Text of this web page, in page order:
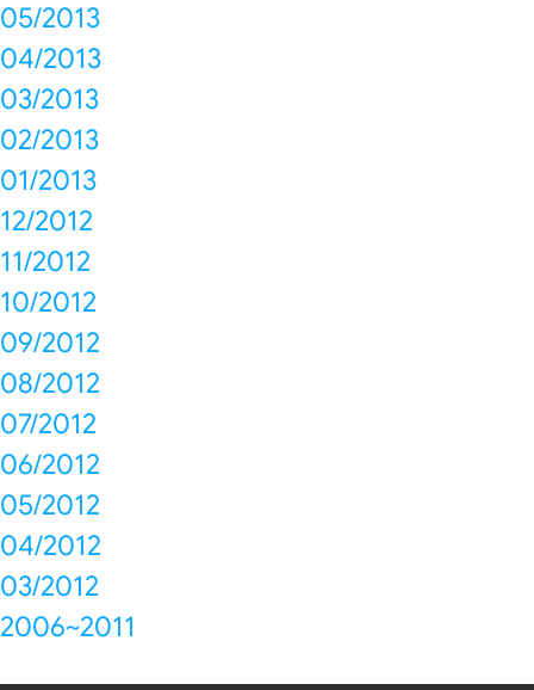
05/2013
04/2013
03/2013
02/2013
01/2013
12/2012
11/2012
10/2012
09/2012
08/2012
07/2012
06/2012
05/2012
04/2012
03/2012
2006~2011